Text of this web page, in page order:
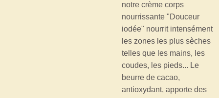
notre crème corps
nourrissante "Douceur
iodée" nourrit intensément
les zones les plus sèches
telles que les mains, les
coudes, les pieds... Le
beurre de cacao,
antioxydant, apporte des